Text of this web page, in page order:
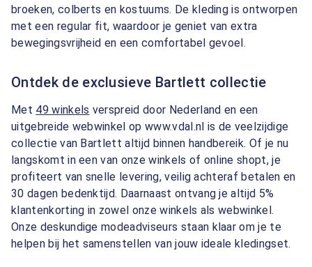
broeken, colberts en kostuums. De kleding is ontworpen
met een regular fit, waardoor je geniet van extra
bewegingsvrijheid en een comfortabel gevoel.
Ontdek de exclusieve Bartlett collectie
Met 49 winkels verspreid door Nederland en een
uitgebreide webwinkel op www.vdal.nl is de veelzijdige
collectie van Bartlett altijd binnen handbereik. Of je nu
langskomt in een van onze winkels of online shopt, je
profiteert van snelle levering, veilig achteraf betalen en
30 dagen bedenktijd. Daarnaast ontvang je altijd 5%
klantenkorting in zowel onze winkels als webwinkel.
Onze deskundige modeadviseurs staan klaar om je te
helpen bij het samenstellen van jouw ideale kledingset.